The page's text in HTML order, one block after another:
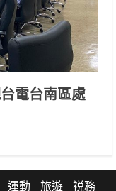
電台南區處
運動 旅遊 祱務